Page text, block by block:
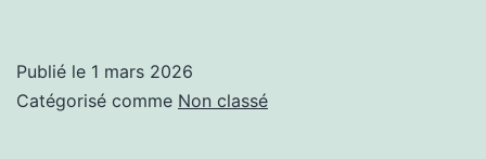
Publié le 1 mars 2026
Catégorisé comme Non classé